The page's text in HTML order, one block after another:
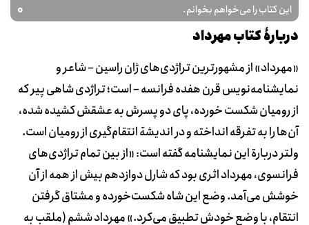
این کتاب را می‌خواهم بخوانم. 0
دربارۀ کتاب مهرداد
«مهرداد» از مشهورترین تراژدی‌های ژان راسین – شاعر و
نمایشنامه‌نویس قرن هفده فرانسه – است؛ تراژدی شاهی پیر که
از رومیان شکست خورده، پای دو پسرش به عشقش کشیده شده،
آن‌ها را به تفرقه انداخته و در اندیشة انتقام‌گیری از رومیان است.
ولتر دربارة این نمایشنامه گفته است: «از بین تمام تراژدی‌های
فرانسوی،‌ مهرداد اثری بود که شارل دوازدهم بیش از همه از آن
خوشش می‌آمد. وضع این شاه شکست‌خورده و مشتاق گرفتن
انتقام، با وضع خودش تطبیق می‌کرد.» مهرداد ششم (ملقب به